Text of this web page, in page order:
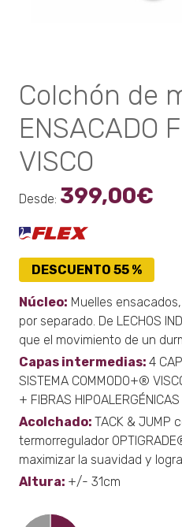
Colchón de
ENSACADO
VISCO
Desde: 399,00€
DESCUENTO 55 %
Núcleo: Muelles
por separado. De LECHOS
que el movimiento de un
Capas intermedias: 4
SISTEMA COMMODO+®
+ FIBRAS HIPOALERGÉNICAS
Acolchado: TACK & JUMP
termorregulador
maximizar la suavidad y
Altura: +/- 31cm